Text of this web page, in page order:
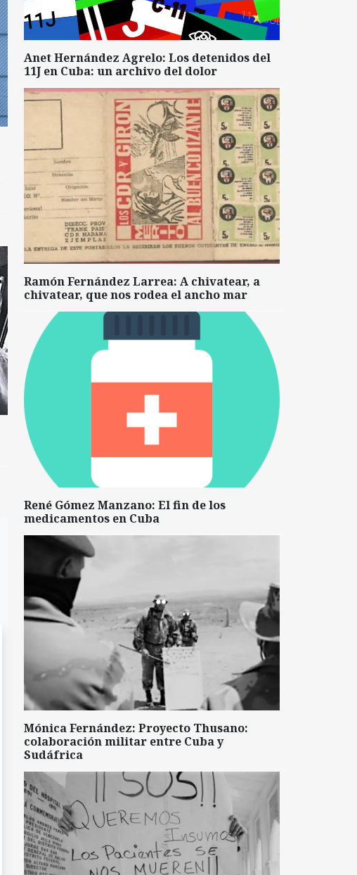
Anet Hernández Agrelo: Los detenidos del
11J en Cuba: un archivo del dolor
Ramón Fernández Larrea: A chivatear, a
chivatear, que nos rodea el ancho mar
René Gómez Manzano: El fin de los
medicamentos en Cuba
Mónica Fernández: Proyecto Thusano:
colaboración militar entre Cuba y
Sudáfrica